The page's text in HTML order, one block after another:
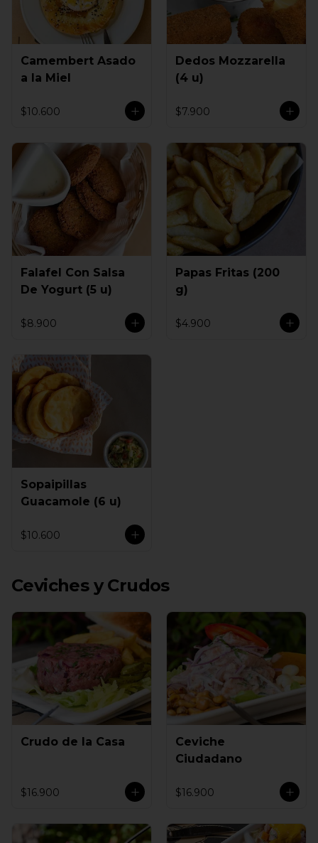
Camembert Asado
a la Miel
$10.600
Dedos Mozzarella
(4 u)
$7.900
Falafel Con Salsa
De Yogurt (5 u)
$8.900
Papas Fritas (200
g)
$4.900
Sopaipillas
Guacamole (6 u)
$10.600
Ceviches y Crudos
Crudo de la Casa
$16.900
Ceviche
Ciudadano
$16.900